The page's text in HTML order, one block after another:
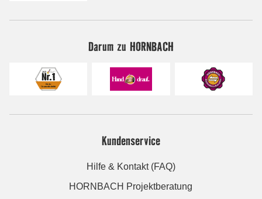
Darum zu HORNBACH
Kundenservice
Hilfe & Kontakt (FAQ)
HORNBACH Projektberatung